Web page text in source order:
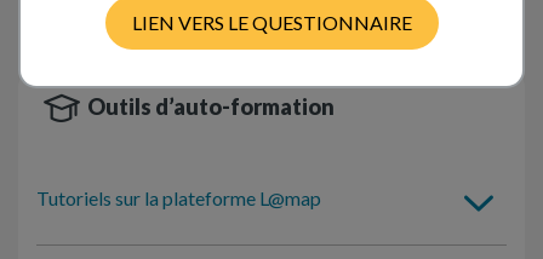
Outils d’auto-formation
Tutoriels sur la plateforme L@map
LIEN VERS LE QUESTIONNAIRE